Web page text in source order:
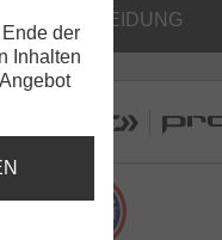
BEKLEIDUNG
der
Inhalten